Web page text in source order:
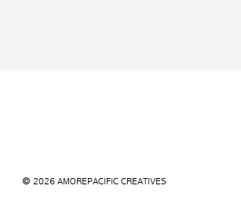
© 2026 AMOREPACIFIC CREATIVES